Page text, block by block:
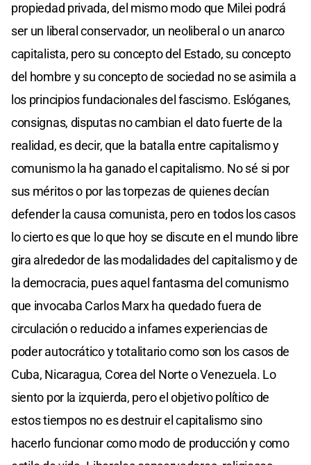
propiedad privada, del mismo modo que Milei podrá
ser un liberal conservador, un neoliberal o un anarco
capitalista, pero su concepto del Estado, su concepto
del hombre y su concepto de sociedad no se asimila a
los principios fundacionales del fascismo. Eslóganes,
consignas, disputas no cambian el dato fuerte de la
realidad, es decir, que la batalla entre capitalismo y
comunismo la ha ganado el capitalismo. No sé si por
sus méritos o por las torpezas de quienes decían
defender la causa comunista, pero en todos los casos
lo cierto es que lo que hoy se discute en el mundo libre
gira alrededor de las modalidades del capitalismo y de
la democracia, pues aquel fantasma del comunismo
que invocaba Carlos Marx ha quedado fuera de
circulación o reducido a infames experiencias de
poder autocrático y totalitario como son los casos de
Cuba, Nicaragua, Corea del Norte o Venezuela. Lo
siento por la izquierda, pero el objetivo político de
estos tiempos no es destruir el capitalismo sino
hacerlo funcionar como modo de producción y como